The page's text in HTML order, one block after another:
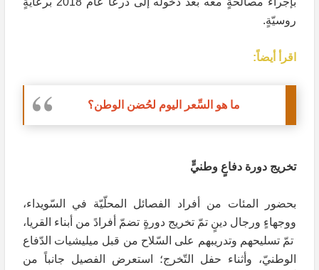
روسيّةٍ.
اقرأ أيضاً:
ما هو السِّعر اليوم لحُضن الوطن؟
تخريج دورة دفاعٍ وطنيٍّ
بحضور المئات من أفراد الفصائل المحلّيّة في السّويداء،
ووجهاءٍ ورجال دينٍ تمّ تخريج دورةٍ تضمّ أفرادً من أبناء القريا،
تمّ تسليحهم وتدريبهم على السّلاح من قبل ميليشيات الدّفاع
الوطنيّ، وأثناء حفل التّخرج؛ استعرض الفصيل جانباً من